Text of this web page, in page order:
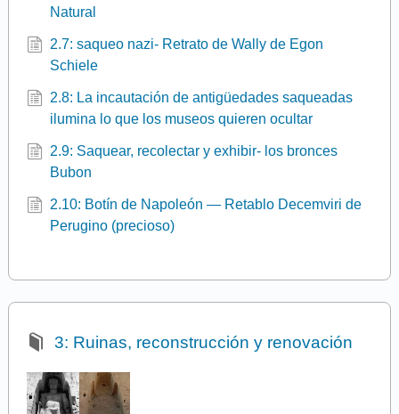
Natural
2.7: saqueo nazi- Retrato de Wally de Egon
Schiele
2.8: La incautación de antigüedades saqueadas
ilumina lo que los museos quieren ocultar
2.9: Saquear, recolectar y exhibir- los bronces
Bubon
2.10: Botín de Napoleón — Retablo Decemviri de
Perugino (precioso)
3: Ruinas, reconstrucción y renovación